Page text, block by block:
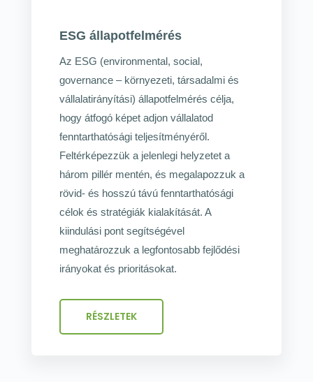
ESG állapotfelmérés
Az ESG (environmental, social,
governance – környezeti, társadalmi és
vállalatirányítási) állapotfelmérés célja,
hogy átfogó képet adjon vállalatod
fenntarthatósági teljesítményéről.
Feltérképezzük a jelenlegi helyzetet a
három pillér mentén, és megalapozzuk a
rövid‑ és hosszú távú fenntarthatósági
célok és stratégiák kialakítását. A
kiindulási pont segítségével
meghatározzuk a legfontosabb fejlődési
irányokat és prioritásokat.
RÉSZLETEK